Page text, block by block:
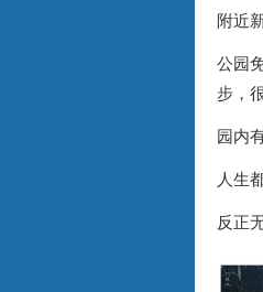
附近
公园
步，
园内
人生
反正